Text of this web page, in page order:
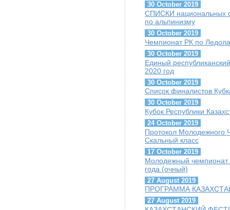
30 October 2019
СПИСКИ национальных
по альпинизму
30 October 2019
Чемпионат РК по
30 October 2019
Единый
2020 год
30 October 2019
Список финалистов
30 October 2019
Кубок Республики
24 October 2019
Протокол Молодежного
Скальный класс
17 October 2019
Молодежный чемпионат
года (очный)
27 August 2019
ПРОГРАММА
27 August 2019